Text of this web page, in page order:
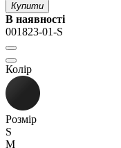
Купити
В наявності
001823-01-S
Колір
Розмір
S
M